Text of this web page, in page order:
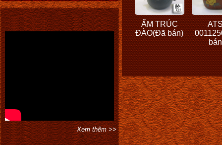
Xem thêm >>
ẤM TRÚC
ĐÀO(Đã bán)